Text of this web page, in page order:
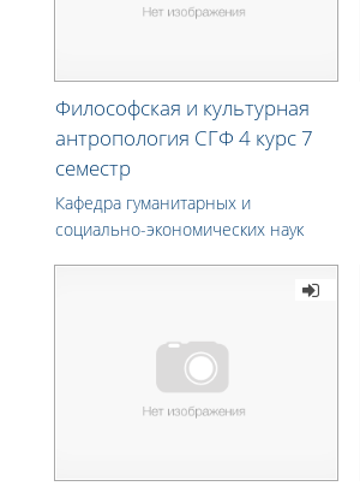
Философская и культурная
антропология СГФ 4 курс 7
семестр
Кафедра гуманитарных и
социально-экономических наук